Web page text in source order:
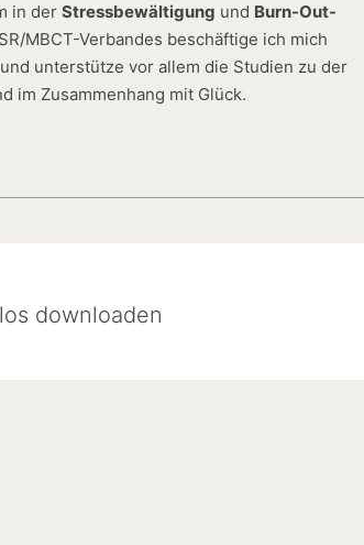
in der Stressbewältigung und Burn-Out-
MBCT-Verbandes beschäftige ich mich
unterstütze vor allem die Studien zu der
im Zusammenhang mit Glück.
downloaden